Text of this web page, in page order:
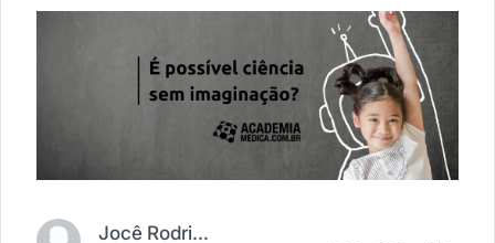
Jocê Rodrigues